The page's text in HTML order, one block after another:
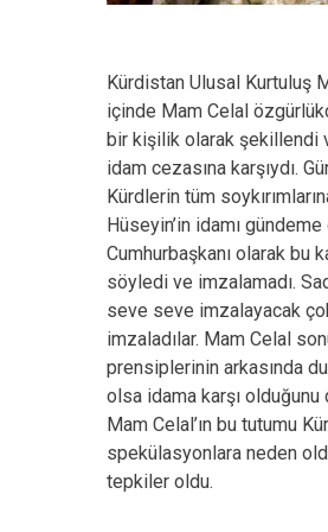
Kürdistan Ulusal Kurtuluş
içinde Mam Celal
bir kişilik olarak şekillendi
idam cezasına karşıydı.
Kürdlerin tüm
Hüseyin’in idamı
Cumhurbaşkanı olarak bu
söyledi ve imzalamadı.
seve seve imzalayacak
imzaladılar. Mam Celal
prensiplerinin arkasında
olsa idama karşı
Mam Celal’ın bu tutumu
spekülasyonlara neden
tepkiler oldu.